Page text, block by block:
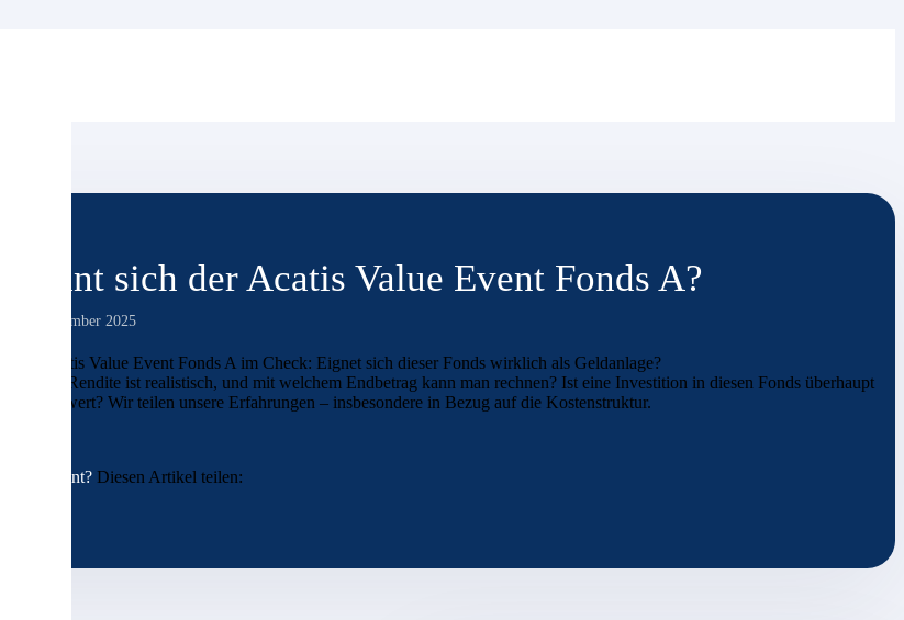
Lohnt sich der Acatis Value Event Fonds A?
12. September 2025
Der Acatis Value Event Fonds A im Check: Eignet sich dieser Fonds wirklich als Geldanlage?
Welche Rendite ist realistisch, und mit welchem Endbetrag kann man rechnen? Ist eine Investition in diesen Fonds überhaupt
lohnenswert? Wir teilen unsere Erfahrungen – insbesondere in Bezug auf die Kostenstruktur.
Interessant?Diesen Artikel teilen: